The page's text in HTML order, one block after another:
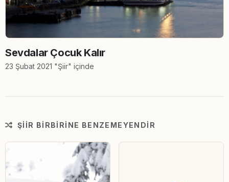
Sevdalar Çocuk Kalır
23 Şubat 2021 "Şiir" içinde
ŞIIR BIRBIRINE BENZEMEYENDIR